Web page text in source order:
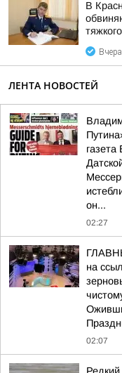
В
ЛЕНТА НОВОСТЕЙ
он...
02:27
на
02:07